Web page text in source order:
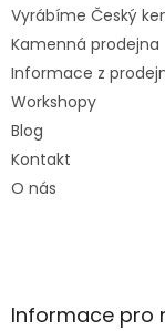
Vyrábíme Český
Kamenná prodejna
Informace z
Workshopy
Blog
Kontakt
O nás
Informace pro